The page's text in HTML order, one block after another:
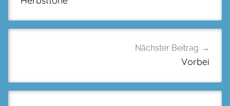
Nächster Beitrag
Vorbei